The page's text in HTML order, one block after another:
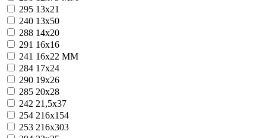
295 13x21
240 13x50
288 14x20
291 16x16
241 16x22 MM
284 17x24
290 19x26
285 20x28
242 21,5x37
254 216x154
253 216x303